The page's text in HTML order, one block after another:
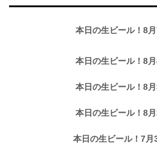
本日の生ビール！8
本日の生ビール！8
本日の生ビール！8
本日の生ビール！8
本日の生ビール！7月